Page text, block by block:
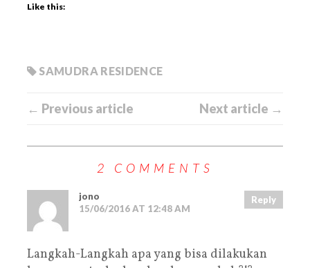
Like this:
SAMUDRA RESIDENCE
← Previous article Next article →
2 COMMENTS
jono
15/06/2016 AT 12:48 AM
Reply
Langkah-Langkah apa yang bisa dilakukan